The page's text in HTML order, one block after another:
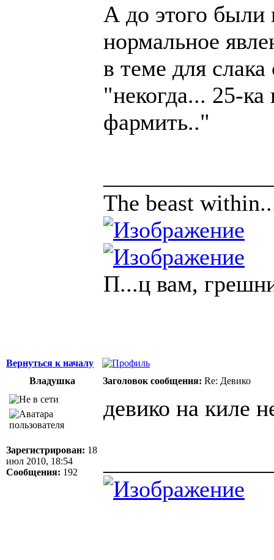
А до этого были
нормальное
в теме для
"некогда... 25-
фармить.."
The beast
П...ц вам,
Вернуться к началу
Владушка
Заголовок сообщения: Re: Девико
Зарегистрирован: 18
июл 2010, 18:54
Сообщения: 192
девико на киле